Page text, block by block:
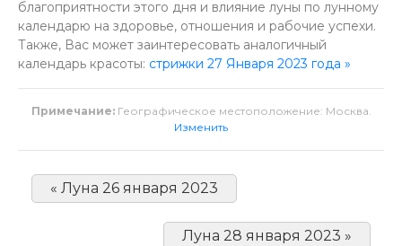
благоприятности этого дня и влияние луны по лунному
календарю на здоровье, отношения и рабочие успехи.
Также, Вас может заинтересовать аналогичный
календарь красоты: стрижки 27 Января 2023 года »
Примечание: Географическое местоположение: Москва.
Изменить
« Луна 26 января 2023
Луна 28 января 2023 »